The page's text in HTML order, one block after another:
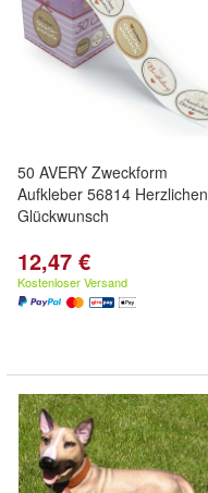
50 AVERY Zweckform
Aufkleber 56814 Herzlichen
Glückwunsch
12,47 €
Kostenloser Versand